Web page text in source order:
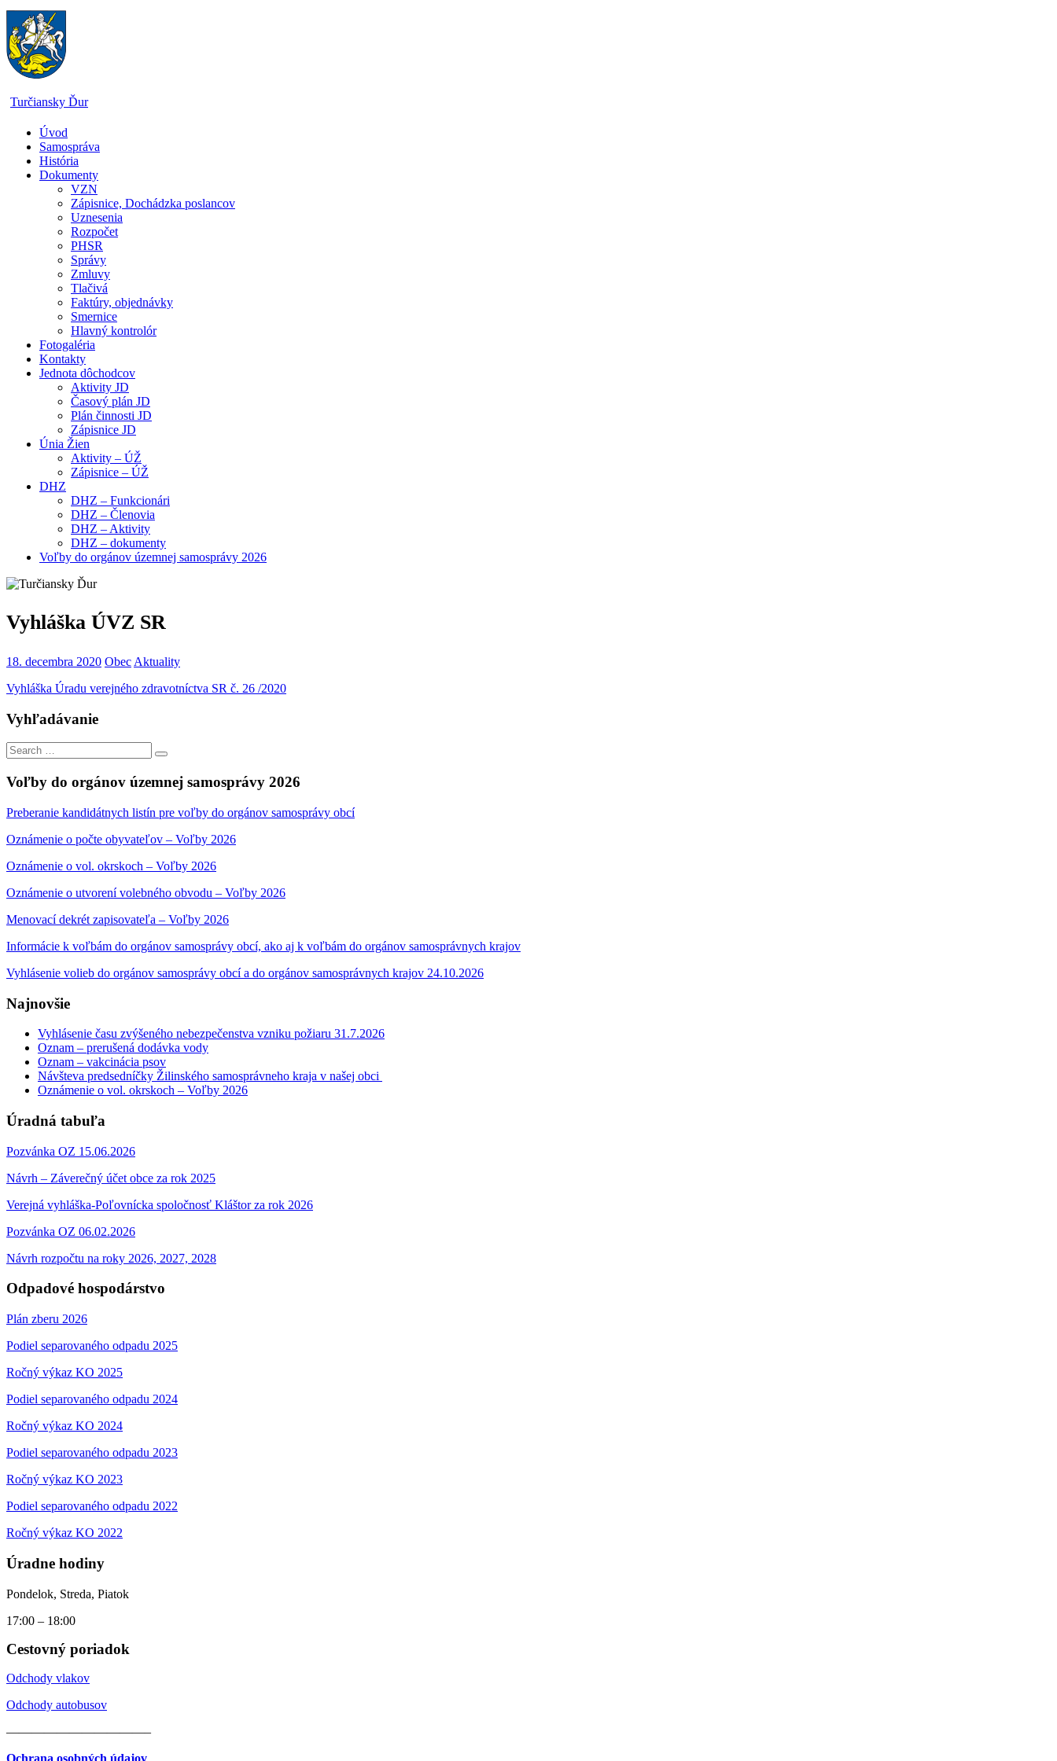
Skip
to
content
Turčiansky Ďur
Oficiálne
stránky
obce
Turčiansky
Úvod
Samospráva
História
Dokumenty
VZN
Zápisnice, Dochádzka poslancov
Uznesenia
Rozpočet
PHSR
Správy
Zmluvy
Tlačivá
Faktúry, objednávky
Smernice
Hlavný kontrolór
Fotogaléria
Kontakty
Jednota dôchodcov
Aktivity JD
Časový plán JD
Plán činnosti JD
Zápisnice JD
Únia Žien
Aktivity – ÚŽ
Zápisnice – ÚŽ
DHZ
DHZ – Funkcionári
DHZ – Členovia
DHZ – Aktivity
DHZ – dokumenty
Voľby do orgánov územnej samosprávy 2026
Vyhláška ÚVZ SR
18. decembra 2020 Obec Aktuality
Vyhláška Úradu verejného zdravotníctva SR č. 26 /2020
Vyhľadávanie
Search
for:
Search
Voľby do orgánov územnej samosprávy 2026
Preberanie kandidátnych listín pre voľby do orgánov samosprávy obcí
Oznámenie o počte obyvateľov – Voľby 2026
Oznámenie o vol. okrskoch – Voľby 2026
Oznámenie o utvorení volebného obvodu – Voľby 2026
Menovací dekrét zapisovateľa – Voľby 2026
Informácie k voľbám do orgánov samosprávy obcí, ako aj k voľbám do orgánov samosprávnych krajov
Vyhlásenie volieb do orgánov samosprávy obcí a do orgánov samosprávnych krajov 24.10.2026
Najnovšie
Vyhlásenie času zvýšeného nebezpečenstva vzniku požiaru 31.7.2026
Oznam – prerušená dodávka vody
Oznam – vakcinácia psov
Návšteva predsedníčky Žilinského samosprávneho kraja v našej obci
Oznámenie o vol. okrskoch – Voľby 2026
Úradná tabuľa
Pozvánka OZ 15.06.2026
Návrh – Záverečný účet obce za rok 2025
Verejná vyhláška-Poľovnícka spoločnosť Kláštor za rok 2026
Pozvánka OZ 06.02.2026
Návrh rozpočtu na roky 2026, 2027, 2028
Odpadové hospodárstvo
Plán zberu 2026
Podiel separovaného odpadu 2025
Ročný výkaz KO 2025
Podiel separovaného odpadu 2024
Ročný výkaz KO 2024
Podiel separovaného odpadu 2023
Ročný výkaz KO 2023
Podiel separovaného odpadu 2022
Ročný výkaz KO 2022
Úradne hodiny
Pondelok, Streda, Piatok
17:00 – 18:00
Cestovný poriadok
Odchody vlakov
Odchody autobusov
———————————–
Ochrana osobných údajov